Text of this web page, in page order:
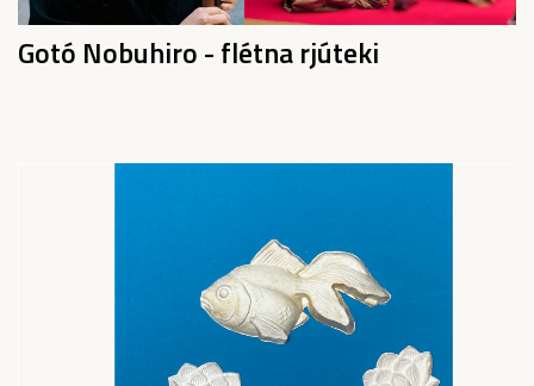
Gotó Nobuhiro - flétna rjúteki